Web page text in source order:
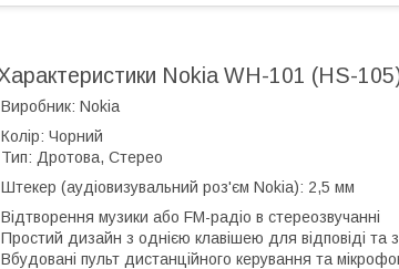
Nokia WH-101 (HS-
Nokia
Чорний
Дротова, Стерео
(аудіовизувальний роз'єм Nokia): 2,5 мм
музики або FM-радіо в стереозвучанні
дизайн з однією клавішею для відповіді та
пульт дистанційного керування та